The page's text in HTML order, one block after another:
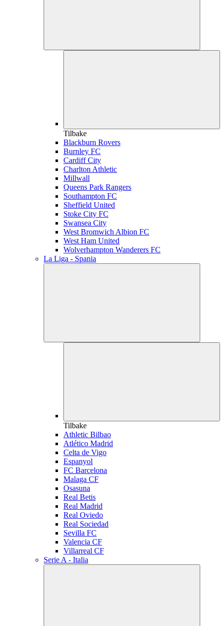
Tilbake
Blackburn Rovers
Burnley FC
Cardiff City
Charlton Athletic
Millwall
Queens Park Rangers
Southampton FC
Sheffield United
Stoke City FC
Swansea City
West Bromwich Albion FC
West Ham United
Wolverhampton Wanderers FC
La Liga - Spania
Tilbake
Athletic Bilbao
Atlético Madrid
Celta de Vigo
Espanyol
FC Barcelona
Malaga CF
Osasuna
Real Betis
Real Madrid
Real Oviedo
Real Sociedad
Sevilla FC
Valencia CF
Villarreal CF
Serie A - Italia